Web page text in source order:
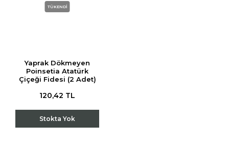
TÜKENDİ
Yaprak Dökmeyen
Poinsetia Atatürk
Çiçeği Fidesi (2 Adet)
120,42 TL
Stokta Yok